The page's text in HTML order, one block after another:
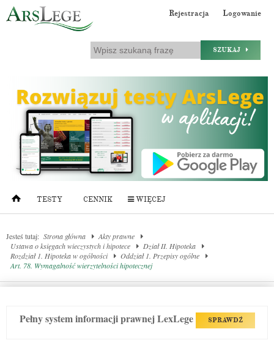
Rejestracja Logowanie
SZUKAJ
TESTY CENNIK WIĘCEJ
Jesteś tutaj: Strona główna
Akty prawne
Ustawa o księgach wieczystych i hipotece
Dział II. Hipoteka
Rozdział 1. Hipoteka w ogólności
Oddział 1. Przepisy ogólne
Art. 78. Wymagalność wierzytelności hipotecznej
Pełny system informacji prawnej LexLege SPRAWDŹ